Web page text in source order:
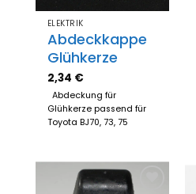
ELEKTRIK
Abdeckkappe
Glühkerze
2,34 €
Abdeckung für
Glühkerze passend für
Toyota BJ70, 73, 75